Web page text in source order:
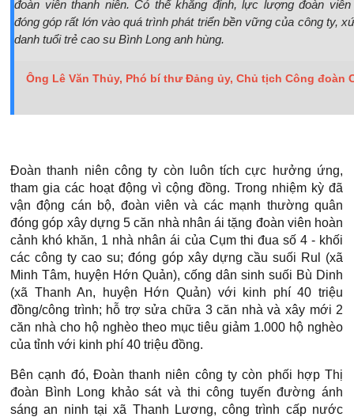
đoàn viên thanh niên. Có thể khẳng định, lực lượng đoàn viên
đóng góp rất lớn vào quá trình phát triển bền vững của công ty,
danh tuổi trẻ cao su Bình Long anh hùng.
Ông Lê Văn Thủy, Phó bí thư Đảng ủy, Chủ tịch Công đoàn
Đoàn thanh niên công ty còn luôn tích cực hưởng ứng,
tham gia các hoạt động vì cộng đồng. Trong nhiệm kỳ đã
vận động cán bộ, đoàn viên và các mạnh thường quân
đóng góp xây dựng 5 căn nhà nhân ái tặng đoàn viên hoàn
cảnh khó khăn, 1 nhà nhân ái của Cụm thi đua số 4 - khối
các công ty cao su; đóng góp xây dựng cầu suối Rul (xã
Minh Tâm, huyện Hớn Quản), cống dân sinh suối Bù Dinh
(xã Thanh An, huyện Hớn Quản) với kinh phí 40 triệu
đồng/công trình; hỗ trợ sửa chữa 3 căn nhà và xây mới 2
căn nhà cho hộ nghèo theo mục tiêu giảm 1.000 hộ nghèo
của tỉnh với kinh phí 40 triệu đồng.
Bên cạnh đó, Đoàn thanh niên công ty còn phối hợp Thị
đoàn Bình Long khảo sát và thi công tuyến đường ánh
sáng an ninh tại xã Thanh Lương, công trình cấp nước